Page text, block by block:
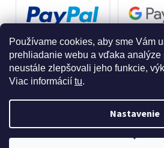
Používame cookies, aby sme Vám
prehliadanie webu a vďaka analýze
neustále zlepšovali jeho funkcie,
Viac informácií tu.
Nastavenie
Vytvoril
Copyright 2026SvetelnaPosta.sk.